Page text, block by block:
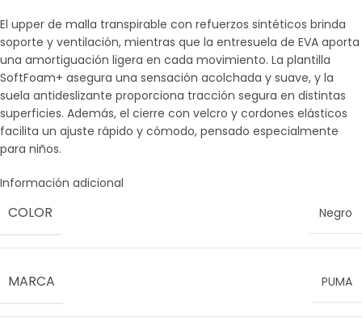
El upper de malla transpirable con refuerzos sintéticos brinda
soporte y ventilación, mientras que la entresuela de EVA aporta
una amortiguación ligera en cada movimiento. La plantilla
SoftFoam+ asegura una sensación acolchada y suave, y la
suela antideslizante proporciona tracción segura en distintas
superficies. Además, el cierre con velcro y cordones elásticos
facilita un ajuste rápido y cómodo, pensado especialmente
para niños.
Información adicional
COLOR Negro
MARCA PUMA